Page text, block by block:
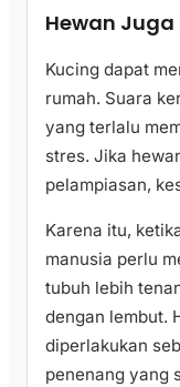
Hewan Juga
Kucing dapat
rumah. Suara
yang terlalu
stres. Jika
pelampiasan,
Karena itu,
manusia perlu
tubuh lebih
dengan lembut.
diperlakukan
penenang yang